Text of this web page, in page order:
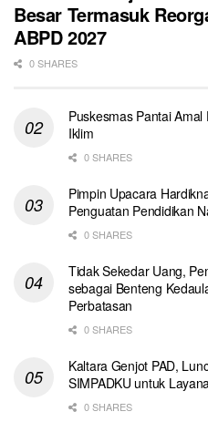
Besar Termasuk
ABPD 2027
0 SHARES
Puskesmas Pantai
Iklim
0 SHARES
Pimpin Upacara
Penguatan Pendidikan
0 SHARES
Tidak Sekedar Uang,
sebagai Benteng
Perbatasan
0 SHARES
Kaltara Genjot PAD,
SIMPADKU untuk
0 SHARES